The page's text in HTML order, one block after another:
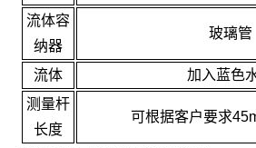
流体容
纳器
玻璃管
流体
加入蓝色
测量杆
长度
可根据客户要求